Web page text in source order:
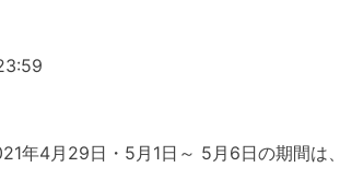
年4月29日・5月1日～ 5月6日の期間は